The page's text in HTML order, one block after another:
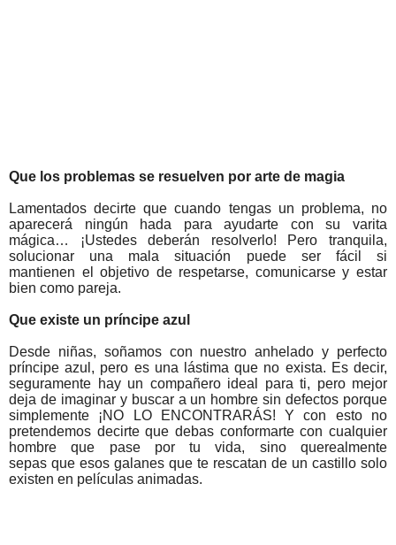
Que los problemas se resuelven por arte de magia
Lamentados decirteque cuando tengas un problema, no
aparecerá ningún hada para ayudarte con su varita
mágica… ¡Ustedes deberán resolverlo! Pero tranquila,
solucionar una mala situación puede ser fácil si
mantienen el
objetivo de respetarse, comunicarse y estar
bien como pareja.
Que existe un príncipe azul
Desde niñas, soñamos con nuestro anhelado y perfecto
príncipe azul, pero es una lástimaque no exista. Es decir,
seguramente hay un compañero ideal para ti, pero mejor
deja de imaginar y buscar a un hombre sin defectos porque
simplemente ¡NO LO ENCONTRARÁS! Y con esto no
pretendemos decirteque debas conformarte con cualquier
hombreque pase por tu vida, sinoquerealmente
sepas que esos galanes que te rescatan de un castillo solo
existen en películas animadas.